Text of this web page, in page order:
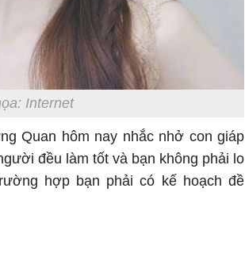
Internet
Quan hôm nay nhắc nhở con giáp
đều làm tốt và bạn không phải lo
hợp bạn phải có kế hoạch đề